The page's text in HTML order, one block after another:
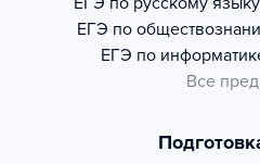
ЕГЭ по
ЕГЭ по
Все